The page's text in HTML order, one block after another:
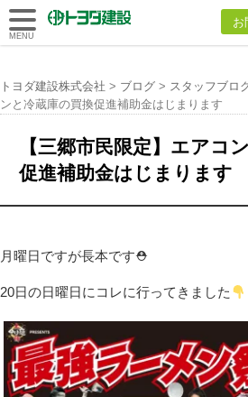
トヨダ建設
お
MENU
トヨダ建設株式会社 > ブログ > スタッフブロ
ンと冷蔵庫の買換促進補助金はじまります
【三郷市民限定】エアコ
促進補助金はじまります
月曜日ですが長本です⛑
20日の日曜日にコレに行ってきました